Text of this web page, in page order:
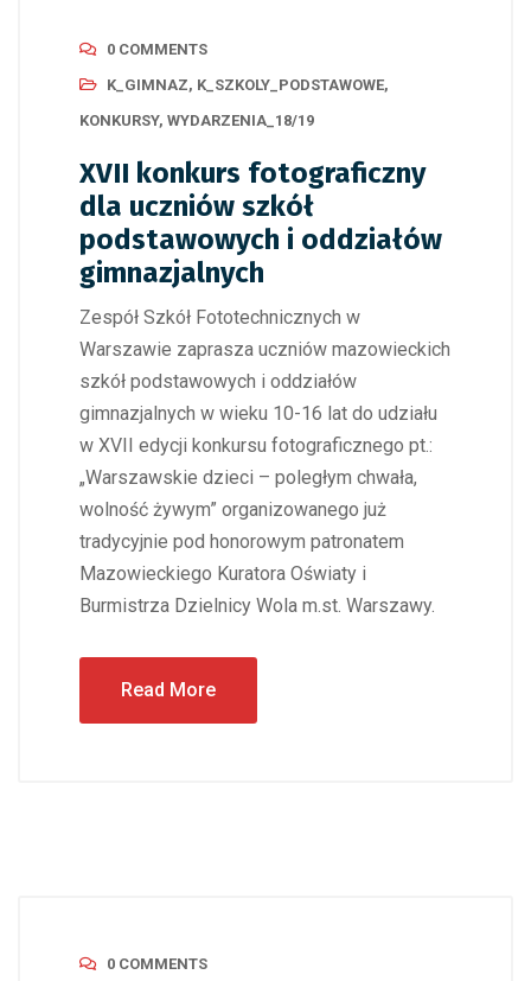
0 COMMENTS
K_GIMNAZ, K_SZKOLY_PODSTAWOWE,
KONKURSY, WYDARZENIA_18/19
XVII konkurs fotograficzny
dla uczniów szkół
podstawowych i oddziałów
gimnazjalnych
Zespół Szkół Fototechnicznych w
Warszawie zaprasza uczniów mazowieckich
szkół podstawowych i oddziałów
gimnazjalnych w wieku 10-16 lat do udziału
w XVII edycji konkursu fotograficznego pt.:
„Warszawskie dzieci – poległym chwała,
wolność żywym” organizowanego już
tradycyjnie pod honorowym patronatem
Mazowieckiego Kuratora Oświaty i
Burmistrza Dzielnicy Wola m.st. Warszawy.
Read More
0 COMMENTS